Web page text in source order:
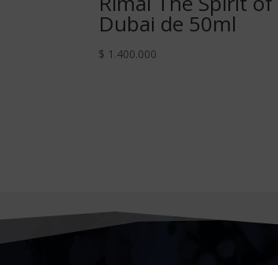
Dubai de 50ml
$ 1.400.000